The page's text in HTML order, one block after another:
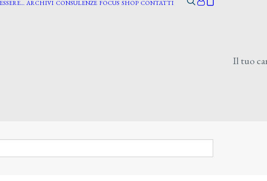
ARCHIVI CONSULENZE FOCUS SHOP CONTATTI
Il tuo